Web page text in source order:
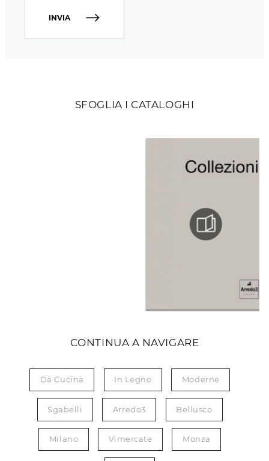
SFOGLIA I CATALOGHI
CONTINUA A NAVIGARE
Da Cucina In Legno Moderne
Sgabelli Arredo3 Bellusco
Milano Vimercate Monza
INVIA